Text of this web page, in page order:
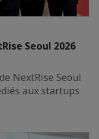
Seoul 2026
NextRise Seoul
aux startups